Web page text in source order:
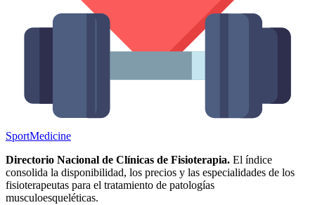
SportMedicine
Directorio Nacional de Clínicas de Fisioterapia. El índice
consolida la disponibilidad, los precios y las especialidades de los
fisioterapeutas para el tratamiento de patologías
musculoesqueléticas.